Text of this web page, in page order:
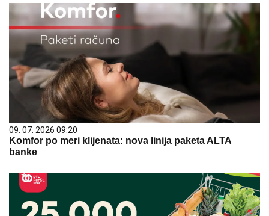
09. 07. 2026 09:20
Komfor po meri klijenata: nova linija paketa ALTA
banke